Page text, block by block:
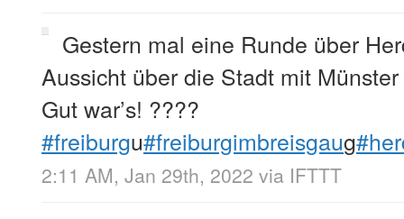
Gestern mal eine Runde über
Aussicht über die Stadt mit
Gut war’s! ????
#freiburgu#freiburgimbreisgaug
2:11 AM, Jan 29th, 2022 via IFTTT